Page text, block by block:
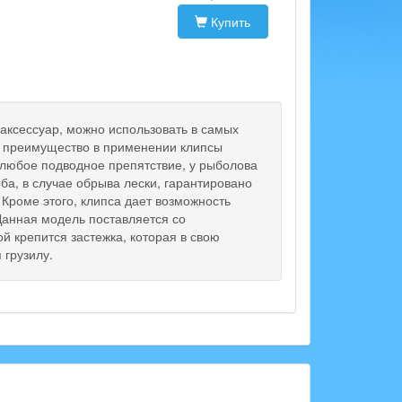
Купить
можно использовать в самых
в применении клипсы
подводное препятствие, у рыболова
в случае обрыва лески, гарантировано
этого, клипса дает возможность
модель поставляется со
застежка, которая в свою